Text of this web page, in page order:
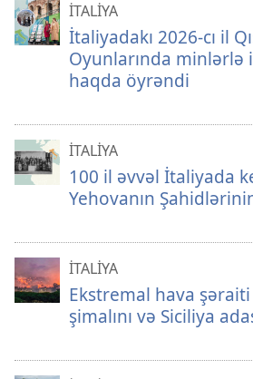
İTALİYA
İtaliyadakı 2026-cı il
Oyunlarında minlərlə
haqda öyrəndi
İTALİYA
100 il əvvəl İtaliyada
Yehovanın
İTALİYA
Ekstremal hava
şimalını və Siciliya